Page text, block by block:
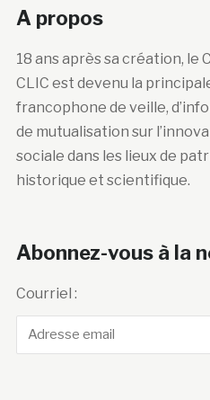
A propos
18 ans après sa création, le
CLIC est devenu la
francophone de veille,
de mutualisation sur
sociale dans les lieux de
historique et scientifique.
Abonnez-vous à la
Courriel :